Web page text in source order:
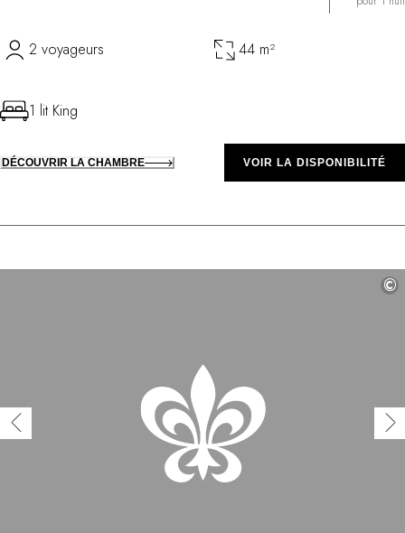
2 voyageurs 44 m²
1 lit King
DÉCOUVRIR LA CHAMBRE VOIR LA DISPONIBILITÉ
©